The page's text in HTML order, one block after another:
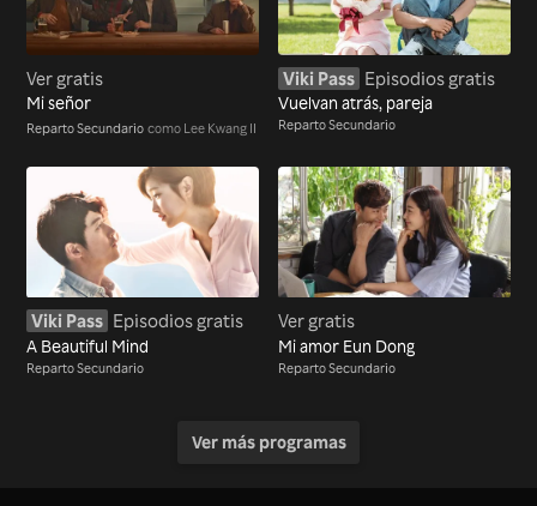
Ver gratis
Mi señor
Reparto Secundario como Lee Kwang Il
Viki Pass Episodios gratis
Vuelvan atrás, pareja
Reparto Secundario
Viki Pass Episodios gratis
A Beautiful Mind
Reparto Secundario
Ver gratis
Mi amor Eun Dong
Reparto Secundario
Ver más programas